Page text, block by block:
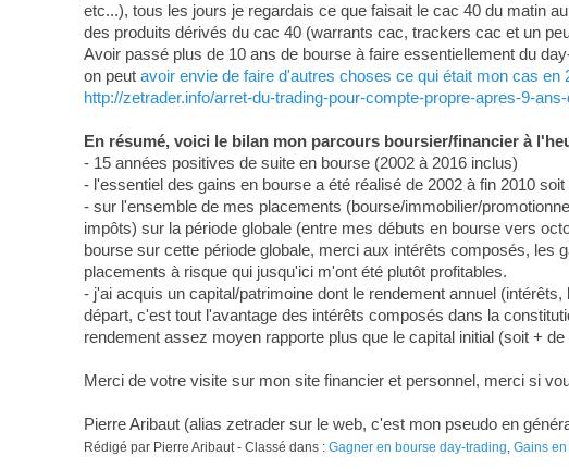
etc...), tous les jours je regardais ce que faisait le cac 40 du matin
des produits dérivés du cac 40 (warrants cac, trackers cac et un
Avoir passé plus de 10 ans de bourse à faire essentiellement du
on peut avoir envie de faire d'autres choses ce qui était mon cas
http://zetrader.info/arret-du-trading-pour-compte-propre-apres-9-
En résumé, voici le bilan mon parcours boursier/financier à
- 15 années positives de suite en bourse (2002 à 2016 inclus)
- l'essentiel des gains en bourse a été réalisé de 2002 à fin 2010
- sur l'ensemble de mes placements (bourse/immobilier/
impôts) sur la période globale (entre mes débuts en bourse vers
bourse sur cette période globale, merci aux intérêts composés, les
placements à risque qui jusqu'ici m'ont été plutôt profitables.
- j'ai acquis un capital/patrimoine dont le rendement annuel
départ, c'est tout l'avantage des intérêts composés dans la
rendement assez moyen rapporte plus que le capital initial (soit +
Merci de votre visite sur mon site financier et personnel, merci si
Pierre Aribaut (alias zetrader sur le web, c'est mon pseudo en
Rédigé par Pierre Aribaut - Classé dans : Gagner en bourse day-trading, Gains